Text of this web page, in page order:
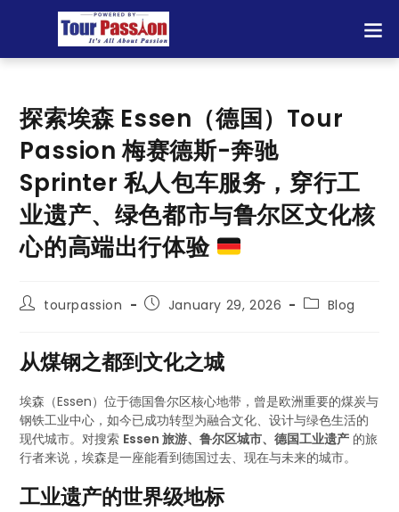
探索埃森 Essen（德国）Tour
Passion 梅赛德斯-奔驰
Sprinter 私人包车服务，穿行工
业遗产、绿色都市与鲁尔区文化核
心的高端出行体验
tourpassion January 29, 2026 Blog
从煤钢之都到文化之城
埃森（Essen）位于德国鲁尔区核心地带，曾是欧洲重要的煤炭与
钢铁工业中心，如今已成功转型为融合文化、设计与绿色生活的
现代城市。对搜索 Essen 旅游、鲁尔区城市、德国工业遗产 的旅
行者来说，埃森是一座能看到德国过去、现在与未来的城市。
工业遗产的世界级地标